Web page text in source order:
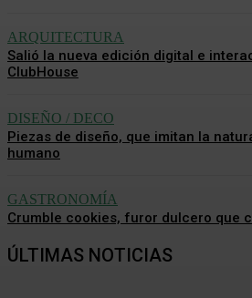
ARQUITECTURA
Salió la nueva edición digital e
ClubHouse
DISEÑO / DECO
Piezas de diseño, que imitan la
humano
GASTRONOMÍA
Crumble cookies, furor dulcero que
ÚLTIMAS NOTICIAS